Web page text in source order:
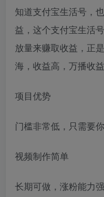
知道支付宝生活号，
益，这个支付宝生活
放量来赚取收益，正
海，收益高，万播收
项目优势
门槛非常低，只需要
视频制作简单
长期可做，涨粉能力